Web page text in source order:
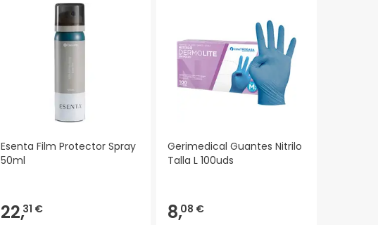
Esenta Film Protector Spray
50ml
22,31 €
Gerimedical Guantes Nitrilo
Talla L 100uds
8,08 €